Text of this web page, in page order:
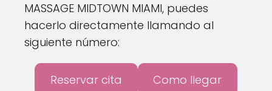
MASSAGE MIDTOWN MIAMI, puedes
hacerlo directamente llamando al
siguiente número:
Reservar cita Como llegar